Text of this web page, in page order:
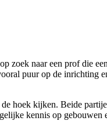
zoek naar een prof die
puur op de inrichting
hoek kijken. Beide
kennis op gebouwen